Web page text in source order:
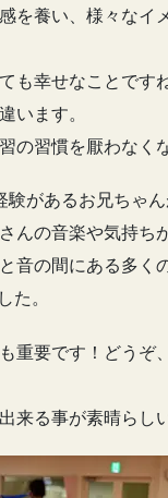
を養い、様々なイ
も幸せなことです
います。
の習慣を厭わなく
があるお兄ちゃ
んの音楽や気持ち
音の間にある多く
た。
重要です！どうぞ
来る事が素晴らし